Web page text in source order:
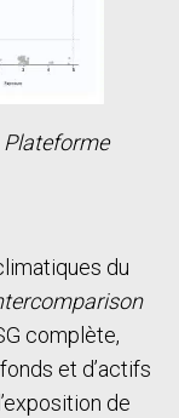
Plateforme
du
complète,
et d’actifs
de